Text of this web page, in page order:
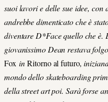
suoi lavori e delle sue idee,
andrebbe dimenticato che è
diventare D*Face quello che è.
giovanissimo Dean restava
Fox inRitorno al futuro,
mondo dello skateboarding
della street art poi. Sarà forse